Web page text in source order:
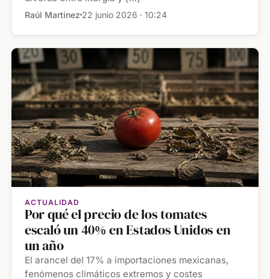
Raúl Martínez 22 junio 2026 · 10:24
ACTUALIDAD
Por qué el precio de los tomates
escaló un 40% en Estados Unidos en
un año
El arancel del 17% a importaciones mexicanas,
fenómenos climáticos extremos y costes